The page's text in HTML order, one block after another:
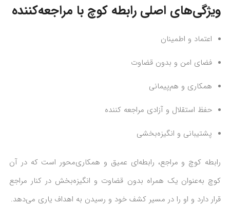
ویژگی‌های اصلی رابطه کوچ با مراجعه‌کننده
اعتماد و اطمینان
فضای امن و بدون قضاوت
همکاری و هم‌پیمانی
حفظ استقلال و آزادی مراجعه کننده
پشتیبانی و انگیزه‌بخشی
رابطه کوچ و مراجع، رابطه‌ای عمیق و همکاری‌محور است که در آن
کوچ به‌عنوان یک همراه بدون قضاوت و انگیزه‌بخش در کنار مراجع
قرار دارد و او را در مسیر کشف خود و رسیدن به اهداف یاری می‌دهد.